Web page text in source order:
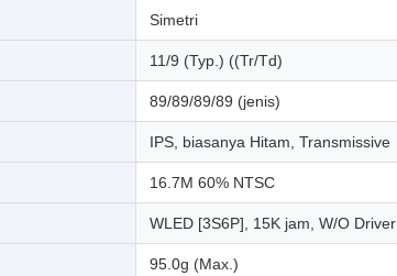
Simetri
11/9 (Typ.) ((Tr/Td)
89/89/89/89 (jenis)
IPS, biasanya Hitam, Transmissive
16.7M 60% NTSC
WLED [3S6P], 15K jam, W/O Driver
95.0g (Max.)